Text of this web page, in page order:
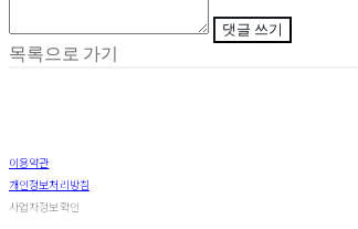
댓글 쓰기
목록으로 가기
이용약관
개인정보처리방침
사업자정보확인